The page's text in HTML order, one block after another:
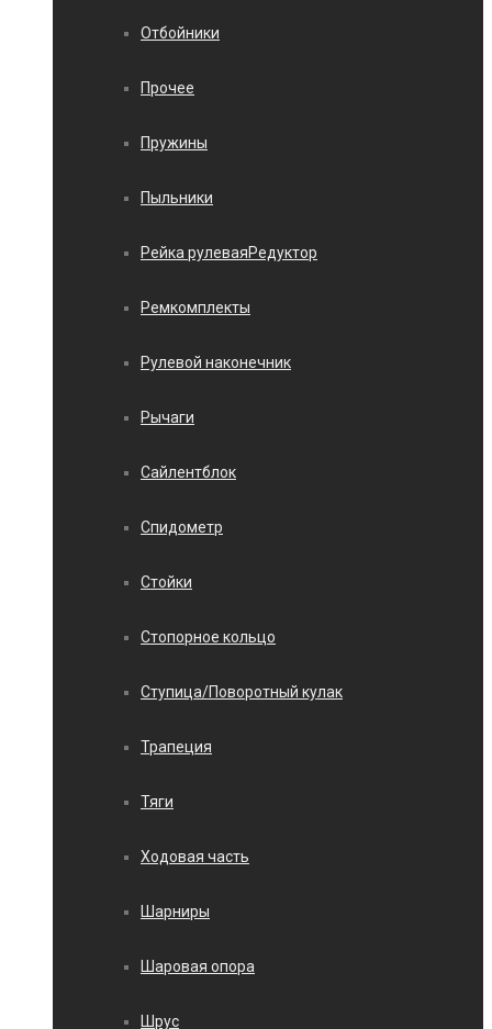
Отбойники
Прочее
Пружины
Пыльники
Рейка рулеваяРедуктор
Ремкомплекты
Рулевой наконечник
Рычаги
Сайлентблок
Спидометр
Стойки
Стопорное кольцо
Ступица/Поворотный кулак
Трапеция
Тяги
Ходовая часть
Шарниры
Шаровая опора
Шрус